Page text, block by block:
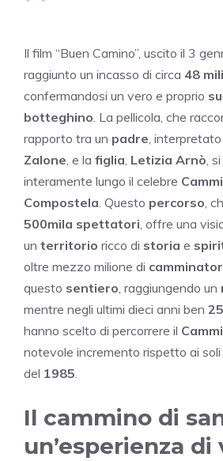
Il film “Buen Camino”, uscito il 3
raggiunto un incasso di circa 48
confermandosi un vero e proprio
botteghino. La pellicola, che
rapporto tra un padre,
Zalone, e la figlia, Letizia Arnò,
interamente lungo il celebre
Compostela. Questo percorso,
500mila spettatori, offre una
un territorio ricco di storia e
oltre mezzo milione di
questo sentiero, raggiungendo un
mentre negli ultimi dieci anni ben
hanno scelto di percorrere il
notevole incremento rispetto ai soli
del 1985.
Il cammino di
un’esperienza di